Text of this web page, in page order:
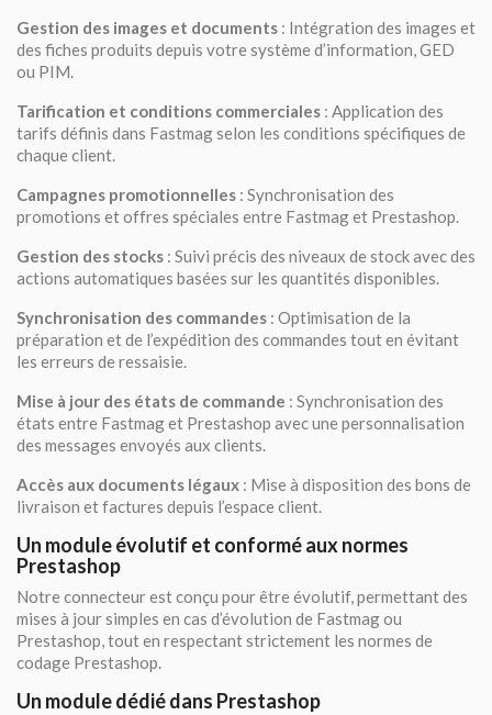
Gestion des images et documents : Intégration des images et
des fiches produits depuis votre système d’information, GED
ou PIM.
Tarification et conditions commerciales : Application des
tarifs définis dans Fastmag selon les conditions spécifiques de
chaque client.
Campagnes promotionnelles : Synchronisation des
promotions et offres spéciales entre Fastmag et Prestashop.
Gestion des stocks : Suivi précis des niveaux de stock avec des
actions automatiques basées sur les quantités disponibles.
Synchronisation des commandes : Optimisation de la
préparation et de l’expédition des commandes tout en évitant
les erreurs de ressaisie.
Mise à jour des états de commande : Synchronisation des
états entre Fastmag et Prestashop avec une personnalisation
des messages envoyés aux clients.
Accès aux documents légaux : Mise à disposition des bons de
livraison et factures depuis l’espace client.
Un module évolutif et conformé aux normes
Prestashop
Notre connecteur est conçu pour être évolutif, permettant des
mises à jour simples en cas d’évolution de Fastmag ou
Prestashop, tout en respectant strictement les normes de
codage Prestashop.
Un module dédié dans Prestashop